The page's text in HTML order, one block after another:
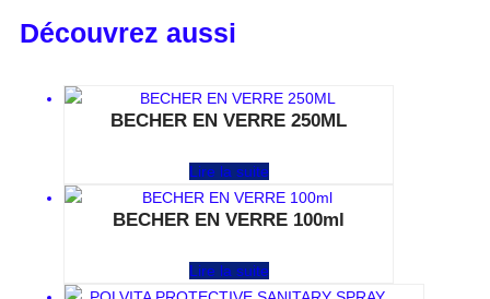
Découvrez aussi
BECHER EN VERRE 250ML
Lire la suite
BECHER EN VERRE 100ml
Lire la suite